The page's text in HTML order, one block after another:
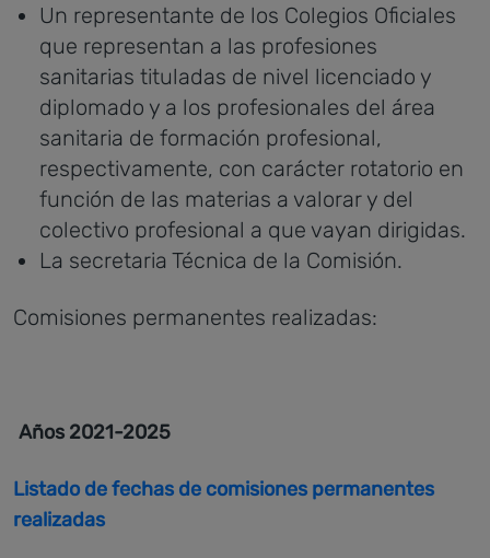
Un representante de los Colegios Oficiales
que representan a las profesiones
sanitarias tituladas de nivel licenciado y
diplomado y a los profesionales del área
sanitaria de formación profesional,
respectivamente, con carácter rotatorio en
función de las materias a valorar y del
colectivo profesional a que vayan dirigidas.
La secretaria Técnica de la Comisión.
Comisiones permanentes realizadas:
Años 2021-2025
Listado de fechas de comisiones permanentes
realizadas